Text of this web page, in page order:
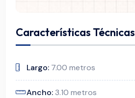
Características Técnicas
Largo: 7.00 metros
Ancho: 3.10 metros